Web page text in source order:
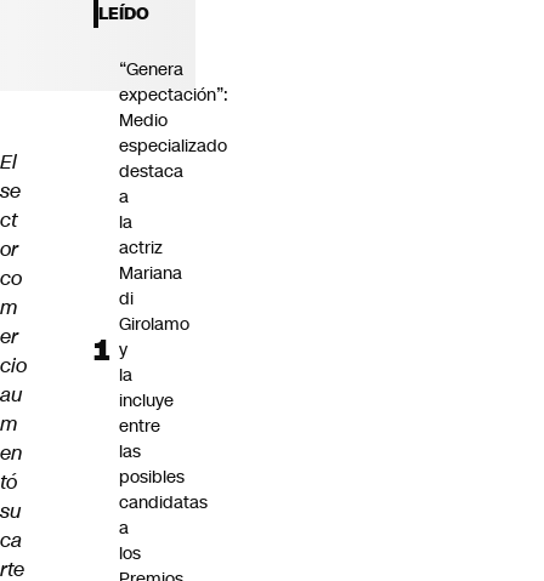
El
se
ct
or
co
m
er
cio
au
m
en
tó
su
ca
rte
LEÍDO
“Genera
expectación”:
Medio
especializado
destaca
a
la
actriz
Mariana
di
Girolamo
y
la
incluye
entre
las
posibles
candidatas
a
los